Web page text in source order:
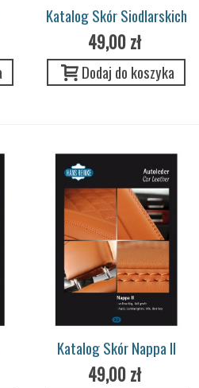
Katalog Skór Siodlarskich
49,00 zł
Dodaj do koszyka
Katalog Skór Nappa II
49,00 zł